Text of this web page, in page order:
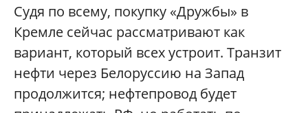
Судя по всему, покупку «Дружбы» в
Кремле сейчас рассматривают как
вариант, который всех устроит. Транзит
нефти через Белоруссию на Запад
продолжится; нефтепровод будет